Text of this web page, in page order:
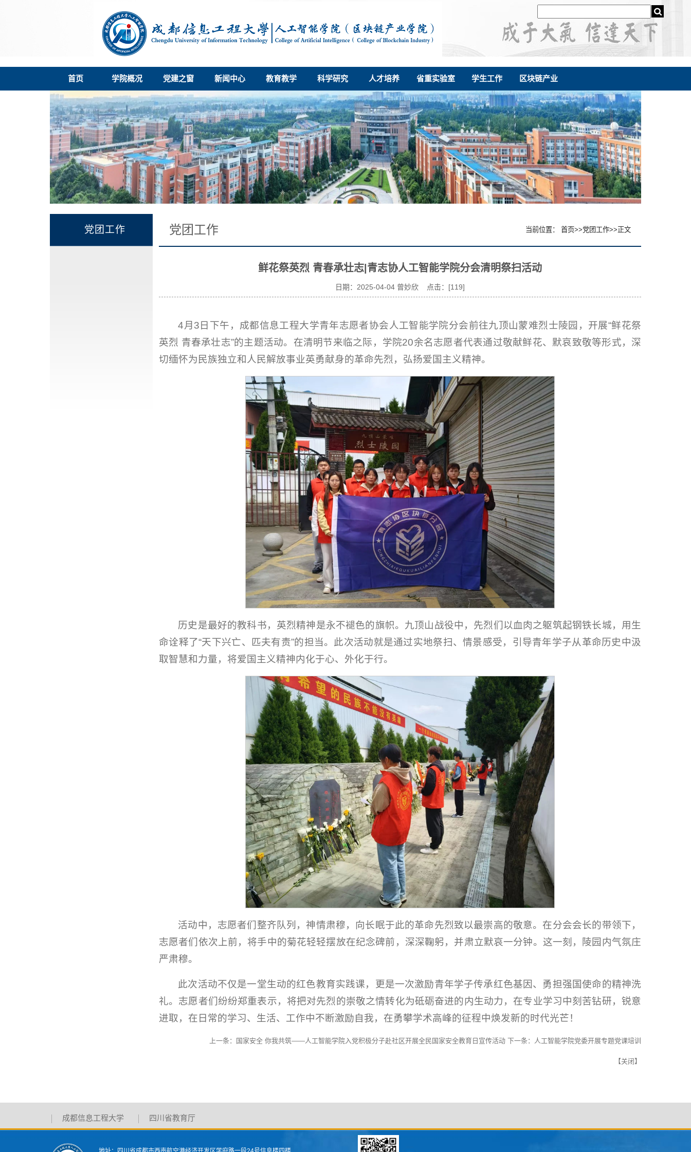
首页 学院概况 党建之窗 新闻中心 教育教学 科学研究 人才培养 省重实验室 学生工作 区块链产业
党团工作 党团工作 当前位置： 首页>>党团工作>> 正文
鲜花祭英烈 青春承壮志|青志协人工智能学院分会清明祭扫活动
日期：2025-04-04 曾妙欣 点击：[119]
4月3日下午，成都信息工程大学青年志愿者协会人工智能学院分会前往九顶山蒙难烈士陵园，开展“鲜花祭
英烈 青春承壮志”的主题活动。在清明节来临之际，学院20余名志愿者代表通过敬献鲜花、默哀致敬等形式，深
切缅怀为民族独立和人民解放事业英勇献身的革命先烈，弘扬爱国主义精神。
历史是最好的教科书，英烈精神是永不褪色的旗帜。九顶山战役中，先烈们以血肉之躯筑起钢铁长城，用生
命诠释了“天下兴亡、匹夫有责”的担当。此次活动就是通过实地祭扫、情景感受，引导青年学子从革命历史中汲
取智慧和力量，将爱国主义精神内化于心、外化于行。
活动中，志愿者们整齐队列，神情肃穆，向长眠于此的革命先烈致以最崇高的敬意。在分会会长的带领下，
志愿者们依次上前，将手中的菊花轻轻摆放在纪念碑前，深深鞠躬，并肃立默哀一分钟。这一刻，陵园内气氛庄
严肃穆。
此次活动不仅是一堂生动的红色教育实践课，更是一次激励青年学子传承红色基因、勇担强国使命的精神洗
礼。志愿者们纷纷郑重表示，将把对先烈的崇敬之情转化为砥砺奋进的内生动力，在专业学习中刻苦钻研，锐意
进取，在日常的学习、生活、工作中不断激励自我，在勇攀学术高峰的征程中焕发新的时代光芒！
上一条： 国家安全 你我共筑——人工智能学院入党积极分子赴社区开展全民国家安全教育日宣传活动 下一条： 人工智能学院党委开展专题党课培训
【关闭】
成都信息工程大学 四川省教育厅